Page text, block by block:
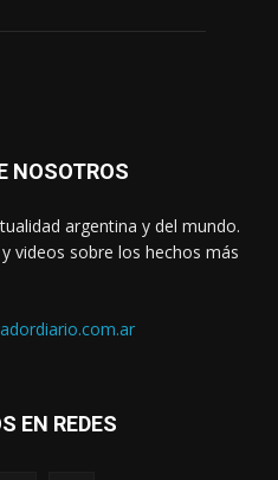
NOSOTROS
argentina y del mundo.
videos sobre los hechos más
EN REDES